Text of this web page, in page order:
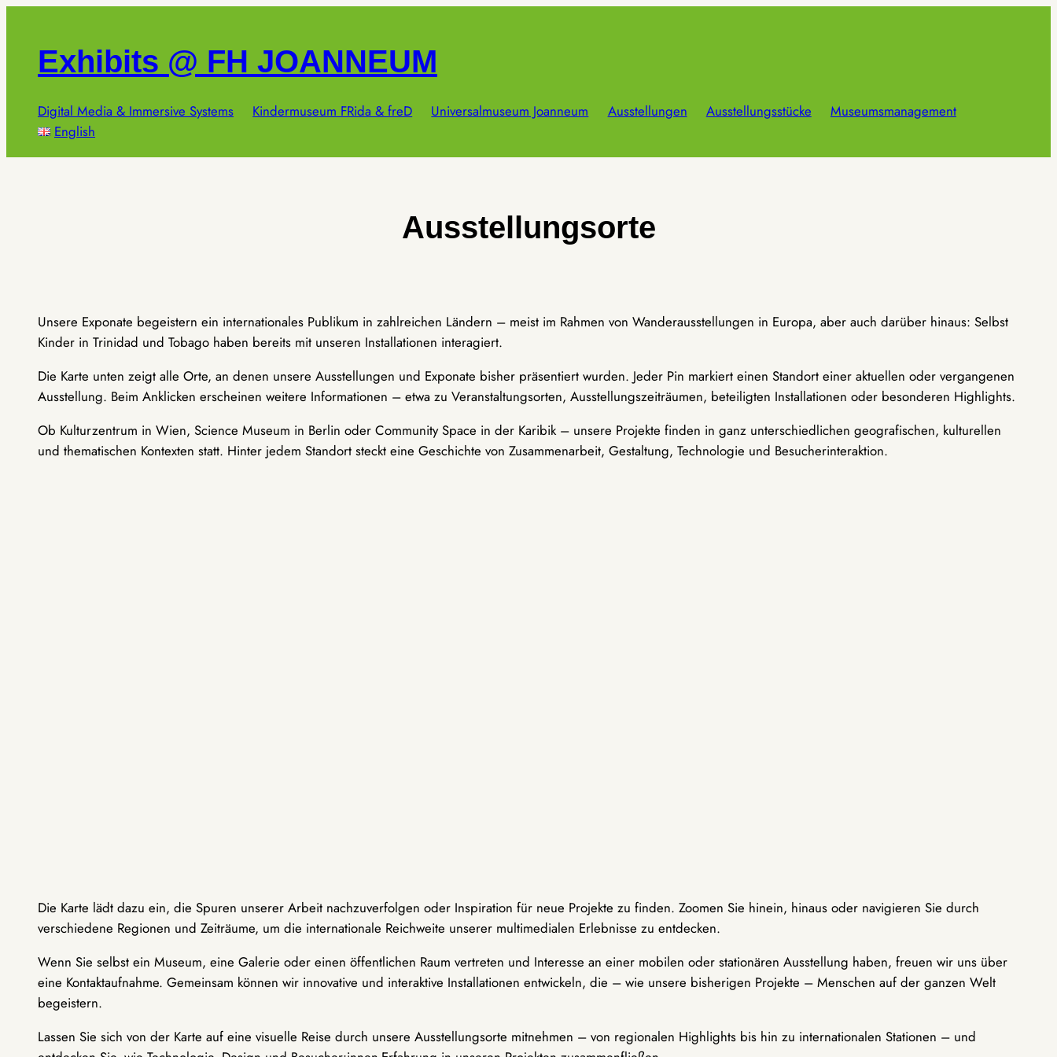
springenExhibits @ FH JOANNEUM
Digital Media & Immersive Systems Kindermuseum FRida & freD Universalmuseum Joanneum Ausstellungen Ausstellungsstücke
Museumsmanagement
English
Ausstellungsorte
Unsere Exponate begeistern ein internationales Publikum in zahlreichen Ländern – meist im Rahmen von Wanderausstellungen in Europa, aber auch darüber hinaus: Selbst
Kinder in Trinidad und Tobago haben bereits mit unseren Installationen interagiert.
Die Karte unten zeigt alle Orte, an denen unsere Ausstellungen und Exponate bisher präsentiert wurden. Jeder Pin markiert einen Standort einer aktuellen oder vergangenen
Ausstellung. Beim Anklicken erscheinen weitere Informationen – etwa zu Veranstaltungsorten, Ausstellungszeiträumen, beteiligten Installationen oder besonderen Highlights.
Ob Kulturzentrum in Wien, Science Museum in Berlin oder Community Space in der Karibik – unsere Projekte finden in ganz unterschiedlichen geografischen, kulturellen
und thematischen Kontexten statt. Hinter jedem Standort steckt eine Geschichte von Zusammenarbeit, Gestaltung, Technologie und Besucherinteraktion.
Die Karte lädt dazu ein, die Spuren unserer Arbeit nachzuverfolgen oder Inspiration für neue Projekte zu finden. Zoomen Sie hinein, hinaus oder navigieren Sie durch
verschiedene Regionen und Zeiträume, um die internationale Reichweite unserer multimedialen Erlebnisse zu entdecken.
Wenn Sie selbst ein Museum, eine Galerie oder einen öffentlichen Raum vertreten und Interesse an einer mobilen oder stationären Ausstellung haben, freuen wir uns über
eine Kontaktaufnahme. Gemeinsam können wir innovative und interaktive Installationen entwickeln, die – wie unsere bisherigen Projekte – Menschen auf der ganzen Welt
begeistern.
Lassen Sie sich von der Karte auf eine visuelle Reise durch unsere Ausstellungsorte mitnehmen – von regionalen Highlights bis hin zu internationalen Stationen – und